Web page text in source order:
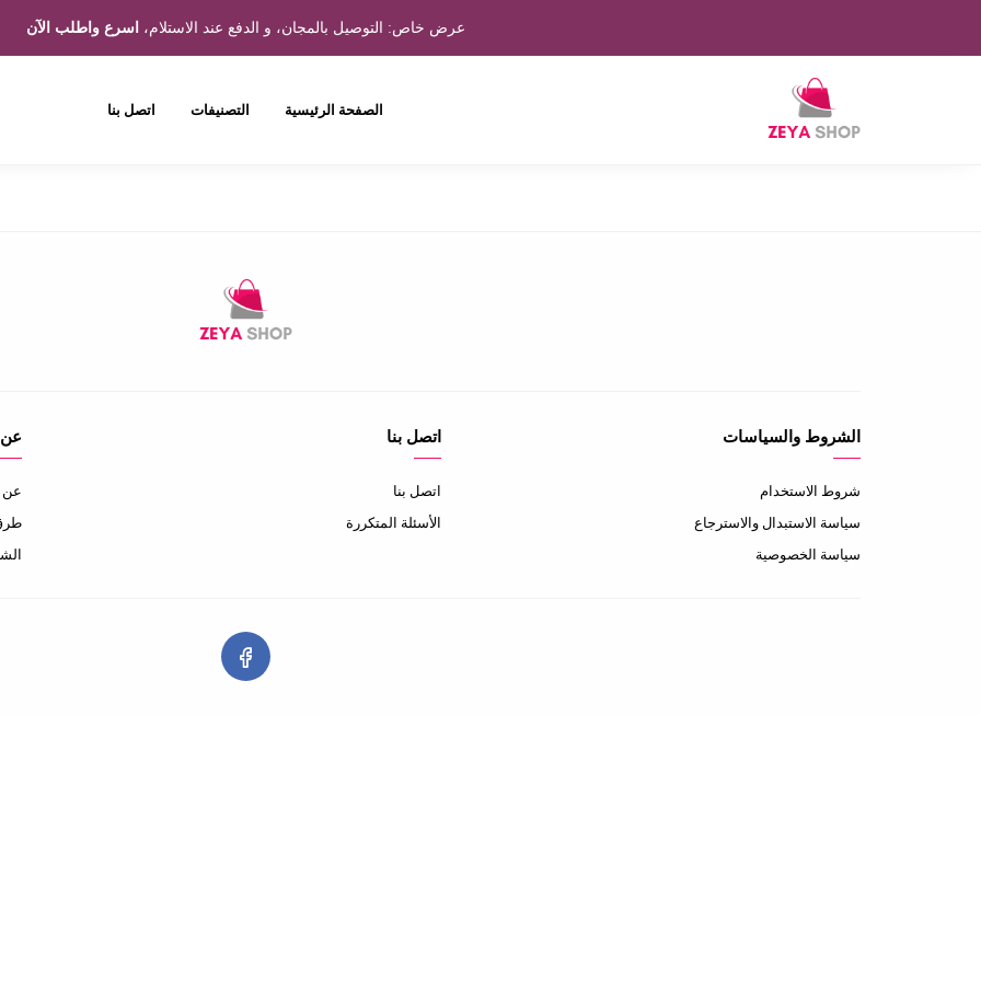
عرض خاص: التوصيل بالمجان، و الدفع عند الاستلام، اسرع واطلب الآن
الصفحة الرئيسية التصنيفات اتصل بنا
الشروط والسياسات
شروط الاستخدام
سياسة الاستبدال والاسترجاع
سياسة الخصوصية
اتصل بنا
اتصل بنا
الأسئلة المتكررة
عن
عن